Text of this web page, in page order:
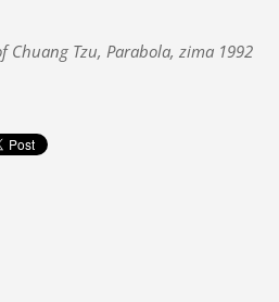
Chuang Tzu, Parabola, zima 1992